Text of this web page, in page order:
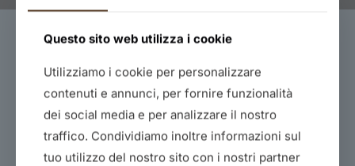
Questo sito web utilizza i cookie
Utilizziamo i cookie per personalizzare
contenuti e annunci, per fornire funzionalità
dei social media e per analizzare il nostro
traffico. Condividiamo inoltre informazioni sul
tuo utilizzo del nostro sito con i nostri partner